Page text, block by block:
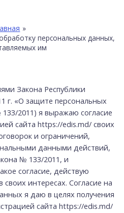
персональных данных,
им
Закона Республики
г. «О защите персональных
2011) я выражаю согласие
сайта https://edis.md/ своих
и ограничений,
данными действий,
№ 133/2011, и
согласие, действую
интересах. Согласие на
я даю в целях получения
сайта https://edis.md/